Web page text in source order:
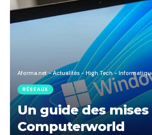
Aforma.net - Actualités - High Tech -
RÉSEAUX
Un guide des mises
Computerworld